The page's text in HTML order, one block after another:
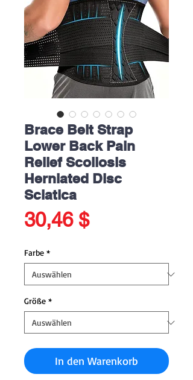
Brace Belt Strap
Lower Back Pain
Relief Scoliosis
Herniated Disc
Sciatica
30,46 $Preis
Farbe *
Größe *
In den Warenkorb